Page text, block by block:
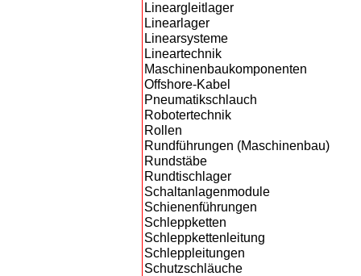
Lineargleitlager
Linearlager
Linearsysteme
Lineartechnik
Maschinenbaukomponenten
Offshore-Kabel
Pneumatikschlauch
Robotertechnik
Rollen
Rundführungen (Maschinenbau)
Rundstäbe
Rundtischlager
Schaltanlagenmodule
Schienenführungen
Schleppketten
Schleppkettenleitung
Schleppleitungen
Schutzschläuche